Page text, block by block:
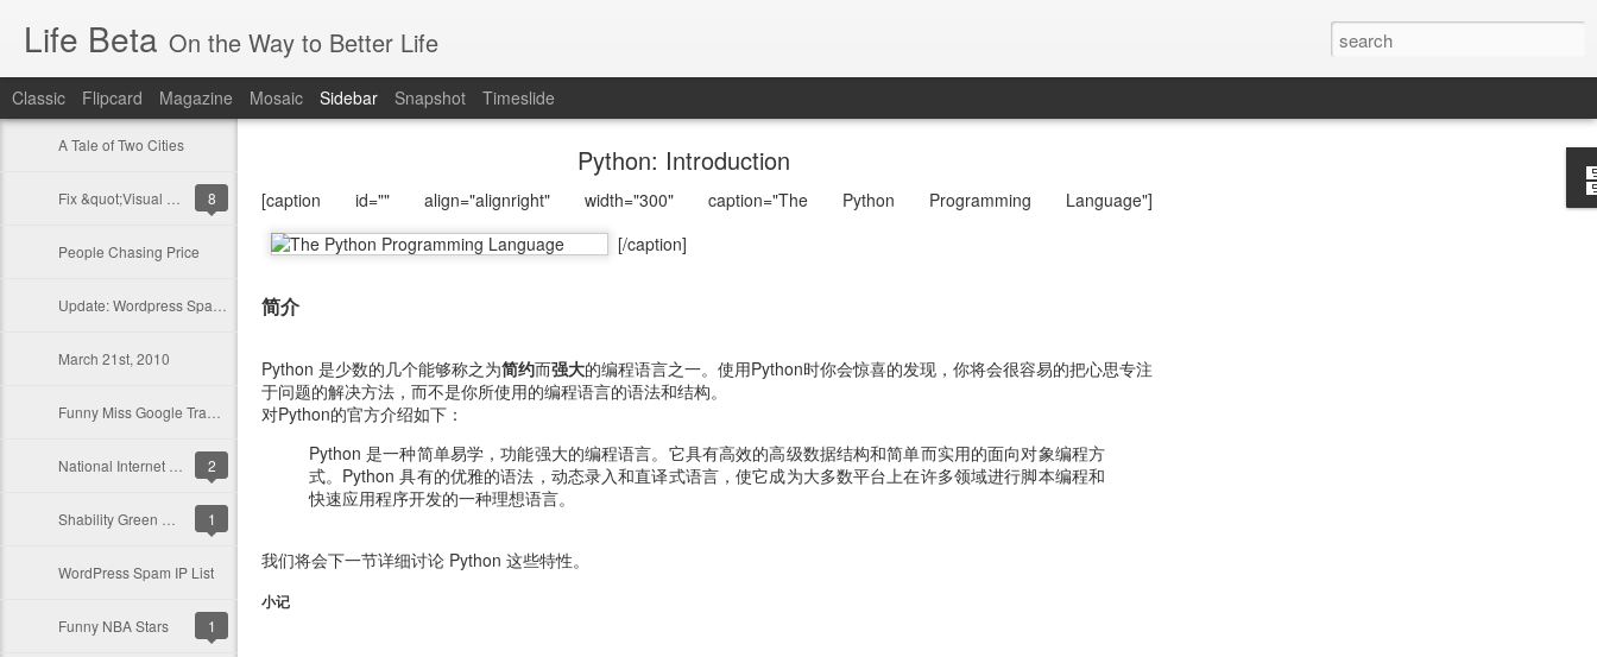
Life Beta On the Way to Better Life
Classic Flipcard Magazine Mosaic Sidebar Snapshot Timeslide
A Tale of Two Cities
8
People Chasing Price
March 21st, 2010
2
1
WordPress Spam IP List
Funny NBA Stars 1
Python: Introduction
[caption id="" align="alignright" width="300" caption="The Python Programming Language"]
[/caption]
简介
Python 是少数的几个能够称之为简约而强大的编程语言之一。使用Python时你会惊喜的发现，你将会很容易的把心思专注
于问题的解决方法，而不是你所使用的编程语言的语法和结构。
对Python的官方介绍如下：
Python 是一种简单易学，功能强大的编程语言。它具有高效的高级数据结构和简单而实用的面向对象编程方
式。Python 具有的优雅的语法，动态录入和直译式语言，使它成为大多数平台上在许多领域进行脚本编程和
快速应用程序开发的一种理想语言。
我们将会下一节详细讨论 Python 这些特性。
小记